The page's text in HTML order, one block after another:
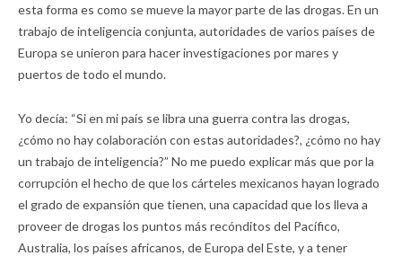
esta forma es como se mueve la mayor parte de las drogas. En un
trabajo de inteligencia conjunta, autoridades de varios países de
Europa se unieron para hacer investigaciones por mares y
puertos de todo el mundo.
Yo decía: “Si en mi país se libra una guerra contra las drogas,
¿cómo no hay colaboración con estas autoridades?, ¿cómo no hay
un trabajo de inteligencia?” No me puedo explicar más que por la
corrupción el hecho de que los cárteles mexicanos hayan logrado
el grado de expansión que tienen, una capacidad que los lleva a
proveer de drogas los puntos más recónditos del Pacífico,
Australia, los países africanos, de Europa del Este, y a tener